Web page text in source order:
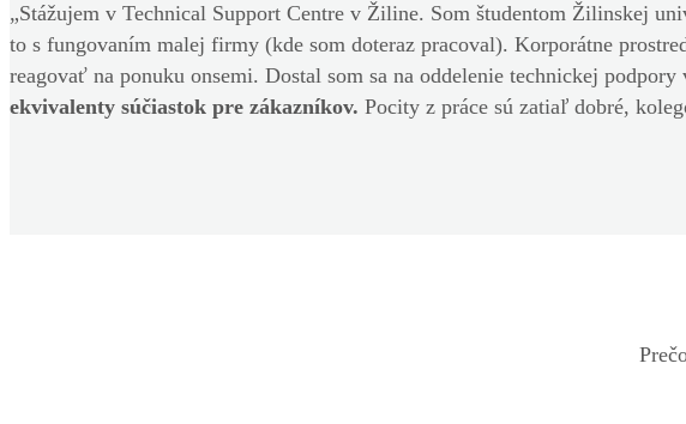
„Stážujem v Technical Support Centre v Žiline. Som študentom Žilinskej
to s fungovaním malej firmy (kde som doteraz pracoval). Korporátne
reagovať na ponuku onsemi. Dostal som sa na oddelenie technickej
ekvivalenty súčiastok pre zákazníkov. Pocity z práce sú zatiaľ dobré,